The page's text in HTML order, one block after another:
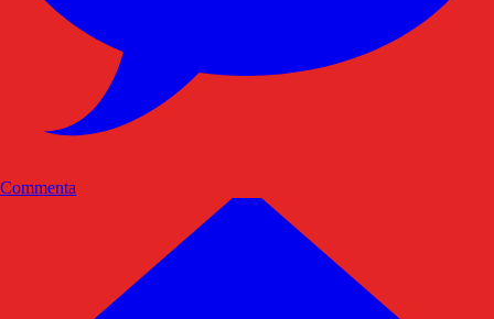
Commenta